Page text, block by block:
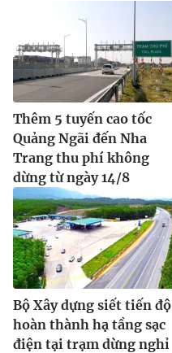
Thêm 5 tuyến cao tốc
Quảng Ngãi đến Nha
Trang thu phí không
dừng từ ngày 14/8
Bộ Xây dựng siết tiến độ
hoàn thành hạ tầng sạc
điện tại trạm dừng nghỉ